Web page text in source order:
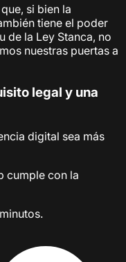
si bien la
tiene el poder
de la Ley Stanca, no
nuestras puertas a
legal y una
digital sea más
cumple con la